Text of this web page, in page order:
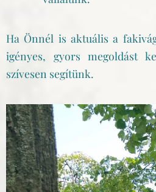
Ha Önnél is aktuális a
igényes, gyors megoldást
szívesen segítünk.